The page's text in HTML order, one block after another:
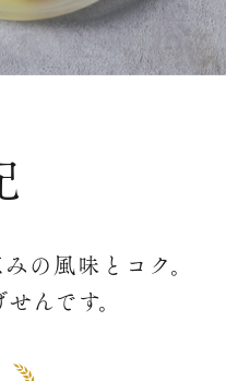
の風味とコク。
んです。